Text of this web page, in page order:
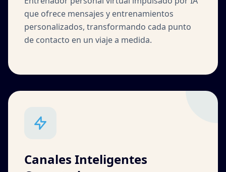
que ofrece mensajes y entrenamientos
personalizados, transformando cada punto
de contacto en un viaje a medida.
Canales Inteligentes